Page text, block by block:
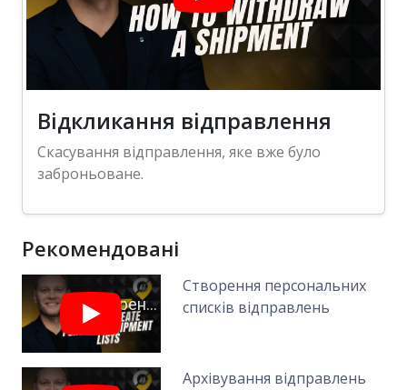
Відкликання відправлення
Скасування відправлення, яке вже було
заброньоване.
Рекомендовані
Створення персональних
списків відправлень
Архівування відправлень